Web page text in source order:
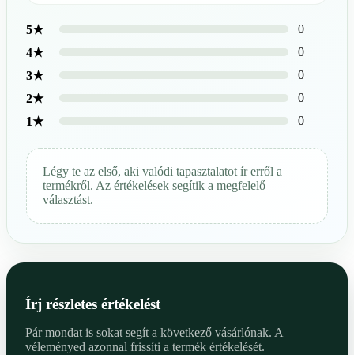
5★
0
4★
0
3★
0
2★
0
1★
0
Légy te az első, aki valódi tapasztalatot ír erről a
termékről. Az értékelések segítik a megfelelő
választást.
Írj részletes értékelést
Pár mondat is sokat segít a következő vásárlónak. A
véleményed azonnal frissíti a termék értékelését.